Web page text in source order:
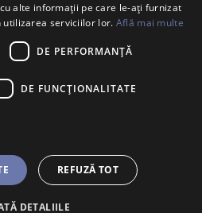
Porsche București – PCB,
lucru
jud. Timiș – punct de
alte informații pe care le-ați furnizat
utilizarea serviciilor lor. Află mai multe
DE PERFORMANȚĂ
DE FUNCŢIONALITATE
REFUZĂ TOT
DETALIILE